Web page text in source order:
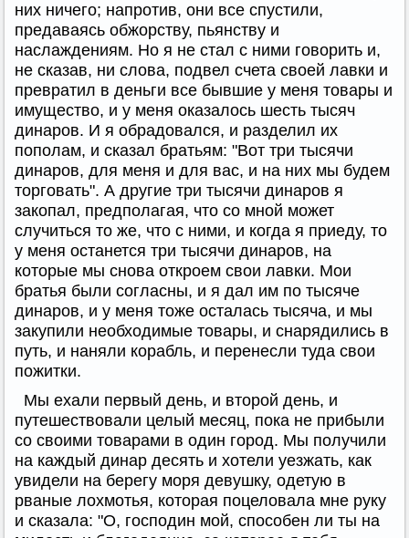
них ничего; напротив, они все спустили,
предаваясь обжорству, пьянству и
наслаждениям. Но я не стал с ними говорить и,
не сказав, ни слова, подвел счета своей лавки и
превратил в деньги все бывшие у меня товары и
имущество, и у меня оказалось шесть тысяч
динаров. И я обрадовался, и разделил их
пополам, и сказал братьям: "Вот три тысячи
динаров, для меня и для вас, и на них мы будем
торговать". А другие три тысячи динаров я
закопал, предполагая, что со мной может
случиться то же, что с ними, и когда я приеду, то
у меня останется три тысячи динаров, на
которые мы снова откроем свои лавки. Мои
братья были согласны, и я дал им по тысяче
динаров, и у меня тоже осталась тысяча, и мы
закупили необходимые товары, и снарядились в
путь, и наняли корабль, и перенесли туда свои
пожитки.
Мы ехали первый день, и второй день, и
путешествовали целый месяц, пока не прибыли
со своими товарами в один город. Мы получили
на каждый динар десять и хотели уезжать, как
увидели на берегу моря девушку, одетую в
рваные лохмотья, которая поцеловала мне руку
и сказала: "О, господин мой, способен ли ты на